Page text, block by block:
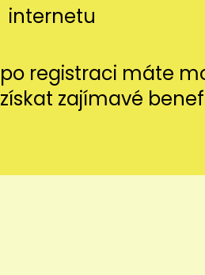
internetu
po registraci máte
získat zajímavé